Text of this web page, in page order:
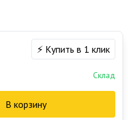
⚡ Купить в 1 клик
Склад
В корзину